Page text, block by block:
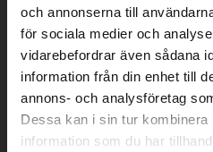
och annonserna till
för sociala medier och
vidarebefordrar även sådana
information från din enhet till
annons- och analysföretag
Dessa kan i sin tur kombinera
information som du har
abroad we have an
site (kvdcars.com)
same vehicles and